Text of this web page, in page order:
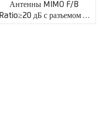
Антенны MIMO F/B
Ratio≥20 дБ с разъемом N
XMR-AC0061